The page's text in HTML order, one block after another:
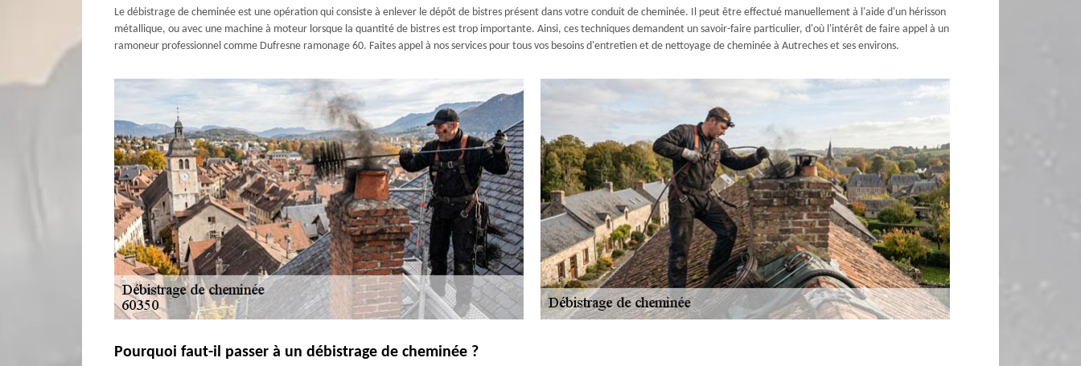
Le débistrage de cheminée est une opération qui consiste à enlever le dépôt de bistres présent dans votre conduit de cheminée. Il peut être effectué manuellement à l'aide d'un hérisson
métallique, ou avec une machine à moteur lorsque la quantité de bistres est trop importante. Ainsi, ces techniques demandent un savoir-faire particulier, d'où l'intérêt de faire appel à un
ramoneur professionnel comme Dufresne ramonage 60. Faites appel à nos services pour tous vos besoins d'entretien et de nettoyage de cheminée à Autreches et ses environs.
Pourquoi faut-il passer à un débistrage de cheminée ?